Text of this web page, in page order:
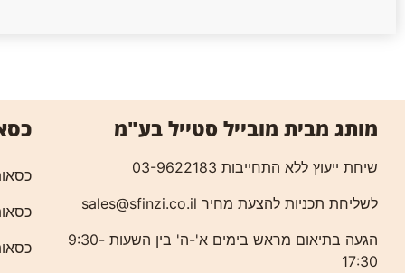
מותג מבית מובייל סטייל בע"מ
שיחת ייעוץ ללא התחייבות 03-9622183
לשליחת תכניות להצעת מחיר sales@sfinzi.co.il
הגעה בתיאום מראש בימים א'-ה' בין השעות 9:30-
17:30